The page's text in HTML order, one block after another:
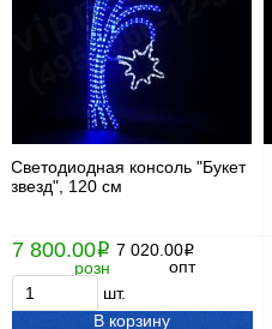
Светодиодная консоль "Букет
звезд", 120 см
7 800.00i
розн
7 020.00i
опт
шт.
В корзину